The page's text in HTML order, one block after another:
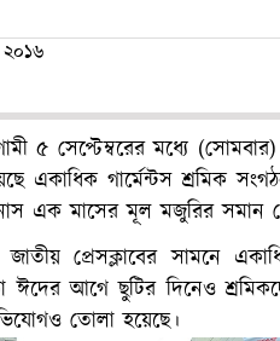
২০১৬
৫ সেপ্টেম্বরের মধ্যে
একাধিক গার্মেন্টস শ্রমিক
এক মাসের মূল মজুরির সমান
জাতীয় প্রেসক্লাবের সামনে
ঈদের আগে ছুটির দিনেও
তোলা হয়েছে।